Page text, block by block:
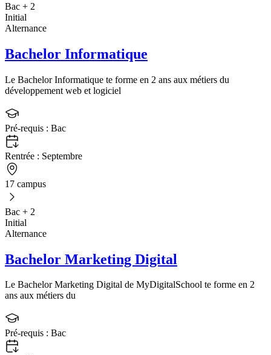
Bac + 2
Initial
Alternance
Bachelor Informatique
Le Bachelor Informatique te forme en 2 ans aux métiers du
développement web et logiciel
Pré-requis : Bac
Rentrée : Septembre
17 campus
Bac + 2
Initial
Alternance
Bachelor Marketing Digital
Le Bachelor Marketing Digital de MyDigitalSchool te forme en 2
ans aux métiers du
Pré-requis : Bac